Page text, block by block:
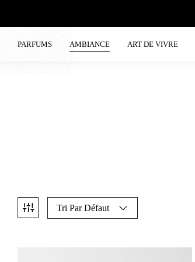
PARFUMS AMBIANCE ART DE VIVRE
Tri Par Défaut